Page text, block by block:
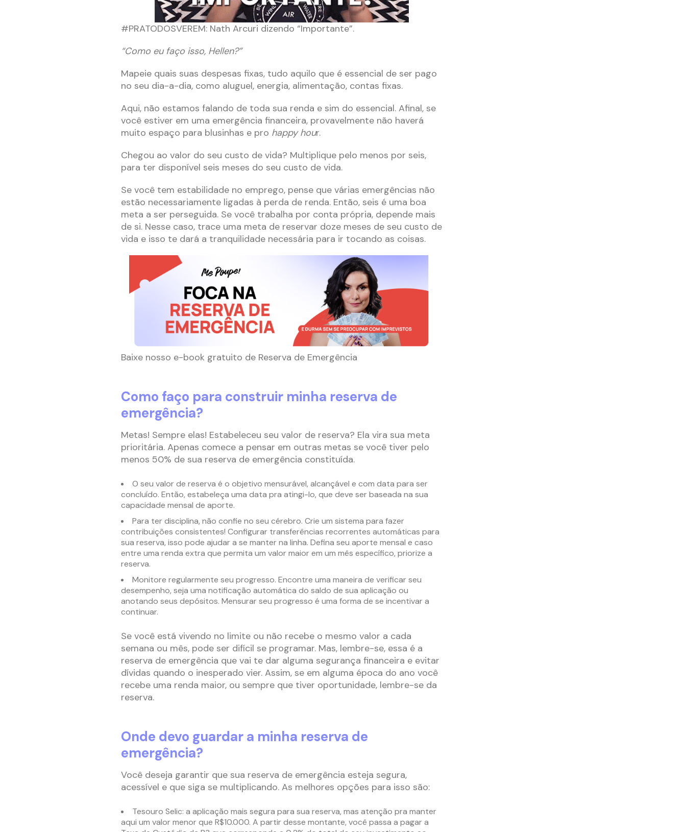
#PRATODOSVEREM: Nath Arcuri dizendo “Importante”.
“Como eu faço isso, Hellen?”
Mapeie quais suas despesas fixas, tudo aquilo que é essencial de ser pago
no seu dia-a-dia, como aluguel, energia, alimentação, contas fixas.
Aqui, não estamos falando de toda sua renda e sim do essencial. Afinal, se
você estiver em uma emergência financeira, provavelmente não haverá
muito espaço para blusinhas e pro happy hour.
Chegou ao valor do seu custo de vida? Multiplique pelo menos por seis,
para ter disponível seis meses do seu custo de vida.
Se você tem estabilidade no emprego, pense que várias emergências não
estão necessariamente ligadas à perda de renda. Então, seis é uma boa
meta a ser perseguida. Se você trabalha por conta própria, depende mais
de si. Nesse caso, trace uma meta de reservar doze meses de seu custo de
vida e isso te dará a tranquilidade necessária para ir tocando as coisas.
Baixe nosso e-book gratuito de Reserva de Emergência
Como faço para construir minha reserva de
emergência?
Metas! Sempre elas! Estabeleceu seu valor de reserva? Ela vira sua meta
prioritária. Apenas comece a pensar em outras metas se você tiver pelo
menos 50% de sua reserva de emergência constituída.
O seu valor de reserva é o objetivo mensurável, alcançável e com data para ser
concluído. Então, estabeleça uma data pra atingi-lo, que deve ser baseada na sua
capacidade mensal de aporte.
Para ter disciplina, não confie no seu cérebro. Crie um sistema para fazer
contribuições consistentes! Configurar transferências recorrentes automáticas para
sua reserva, isso pode ajudar a se manter na linha. Defina seu aporte mensal e caso
entre uma renda extra que permita um valor maior em um mês específico, priorize a
reserva.
Monitore regularmente seu progresso. Encontre uma maneira de verificar seu
desempenho, seja uma notificação automática do saldo de sua aplicação ou
anotando seus depósitos. Mensurar seu progresso é uma forma de se incentivar a
continuar.
Se você está vivendo no limite ou não recebe o mesmo valor a cada
semana ou mês, pode ser difícil se programar. Mas, lembre-se, essa é a
reserva de emergência que vai te dar alguma segurança financeira e evitar
dívidas quando o inesperado vier. Assim, se em alguma época do ano você
recebe uma renda maior, ou sempre que tiver oportunidade, lembre-se da
reserva.
Onde devo guardar a minha reserva de
emergência?
Você deseja garantir que sua reserva de emergência esteja segura,
acessível e que siga se multiplicando. As melhores opções para isso são:
Tesouro Selic: a aplicação mais segura para sua reserva, mas atenção pra manter
aqui um valor menor que R$10.000. A partir desse montante, você passa a pagar a